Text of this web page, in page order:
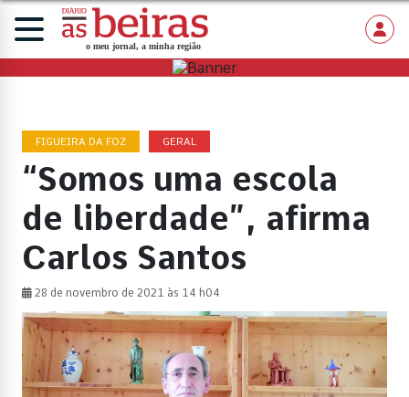
FIGUEIRA DA FOZ GERAL
“Somos uma escola
de liberdade”, afirma
Carlos Santos
28 de novembro de 2021 às 14 h04